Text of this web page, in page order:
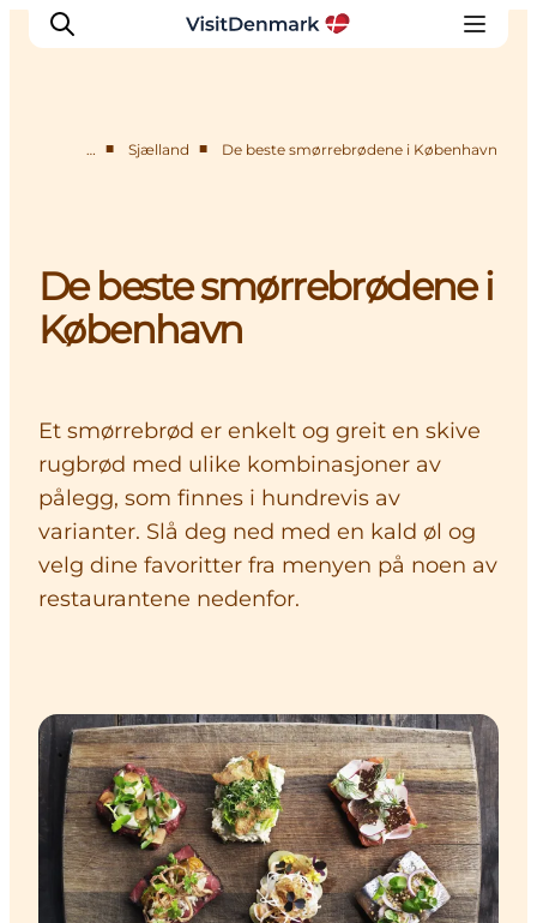
Aktiviteter
Overnatting
Planlegg reisen
… ■ Sjælland ■ De beste smørrebrødene i København
De beste smørrebrødene i
København
Et smørrebrød er enkelt og greit en skive
rugbrød med ulike kombinasjoner av
pålegg, som finnes i hundrevis av
varianter. Slå deg ned med en kald øl og
velg dine favoritter fra menyen på noen av
restaurantene nedenfor.